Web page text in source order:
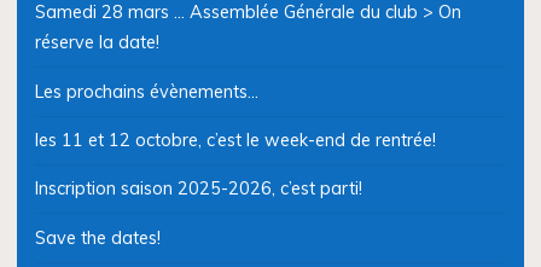
Samedi 28 mars … Assemblée Générale du club > On
réserve la date!
Les prochains évènements…
les 11 et 12 octobre, c’est le week-end de rentrée!
Inscription saison 2025-2026, c’est parti!
Save the dates!